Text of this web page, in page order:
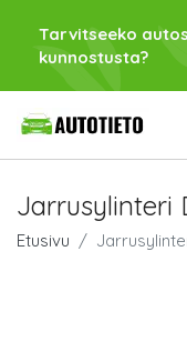
Tarvitseeko
kunnostusta?
Jarrusylinteri
Etusivu